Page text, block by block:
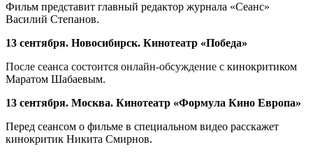
Фильм представит главный редактор журнала «Сеанс»
Василий Степанов.
13 сентября. Новосибирск. Кинотеатр «Победа»
После сеанса состоится онлайн-обсуждение с кинокритиком
Маратом Шабаевым.
13 сентября. Москва. Кинотеатр «Формула Кино Европа»
Перед сеансом о фильме в специальном видео расскажет
кинокритик Никита Смирнов.